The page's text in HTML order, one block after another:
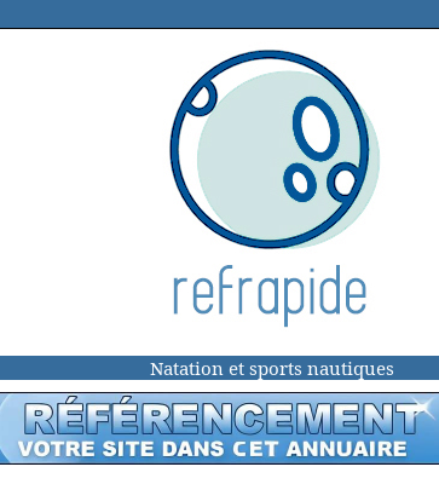
Natation et sports nautiques